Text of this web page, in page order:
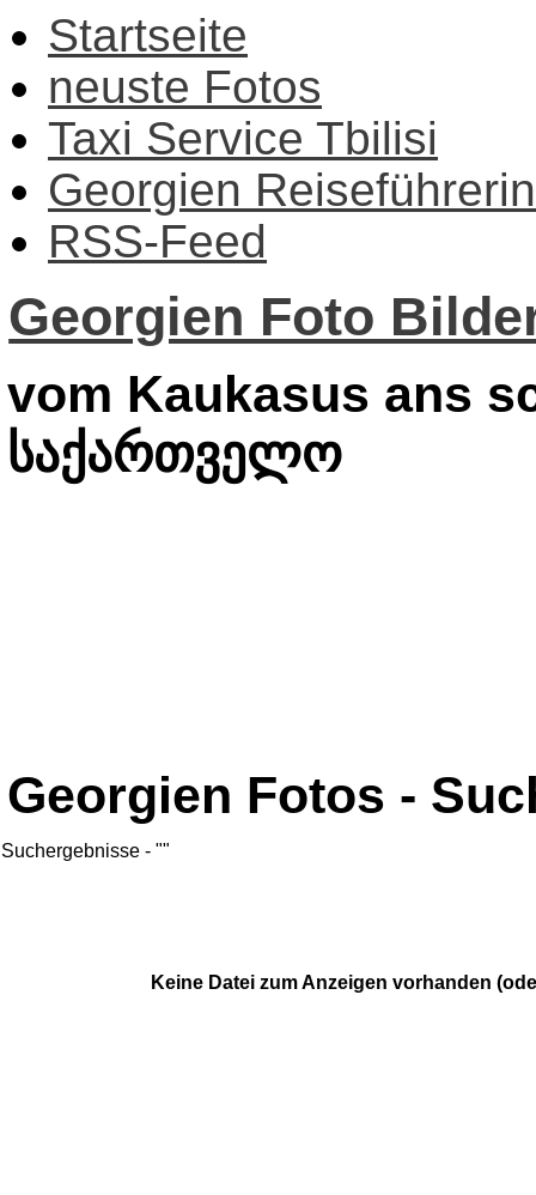
Startseite
neuste Fotos
Taxi Service Tbilisi
Georgien Reiseführerin
RSS-Feed
Georgien Foto
vom Kaukasus ans
საქართველო
Georgien Fotos -
Suchergebnisse - ""
Keine Datei zum Anzeigen vorhanden